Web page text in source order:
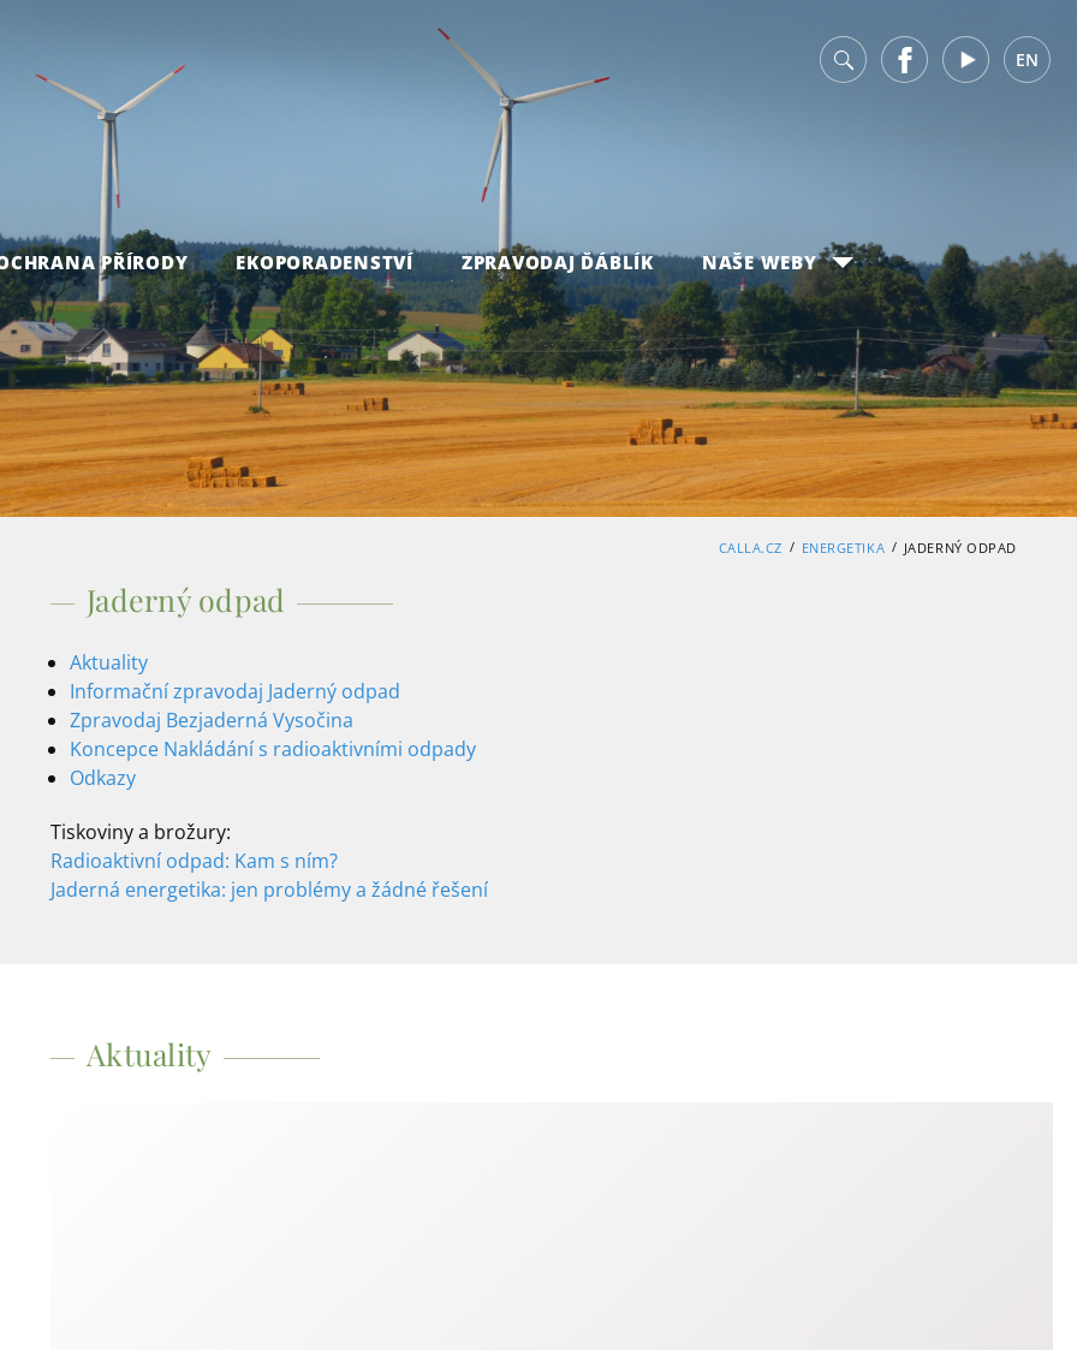
v FacebookYoutube EN
PŘÍRODY EKOPORADENSTVÍ ZPRAVODAJ ĎÁBLÍK NAŠE WEBY
CALLA.CZ / ENERGETIKA / JADERNÝ ODPAD
Jaderný odpad
Aktuality
Informační zpravodaj Jaderný odpad
Zpravodaj Bezjaderná Vysočina
Koncepce Nakládání s radioaktivními odpady
Odkazy
Tiskoviny a brožury:
Radioaktivní odpad: Kam s ním?
Jaderná energetika: jen problémy a žádné řešení
Aktuality